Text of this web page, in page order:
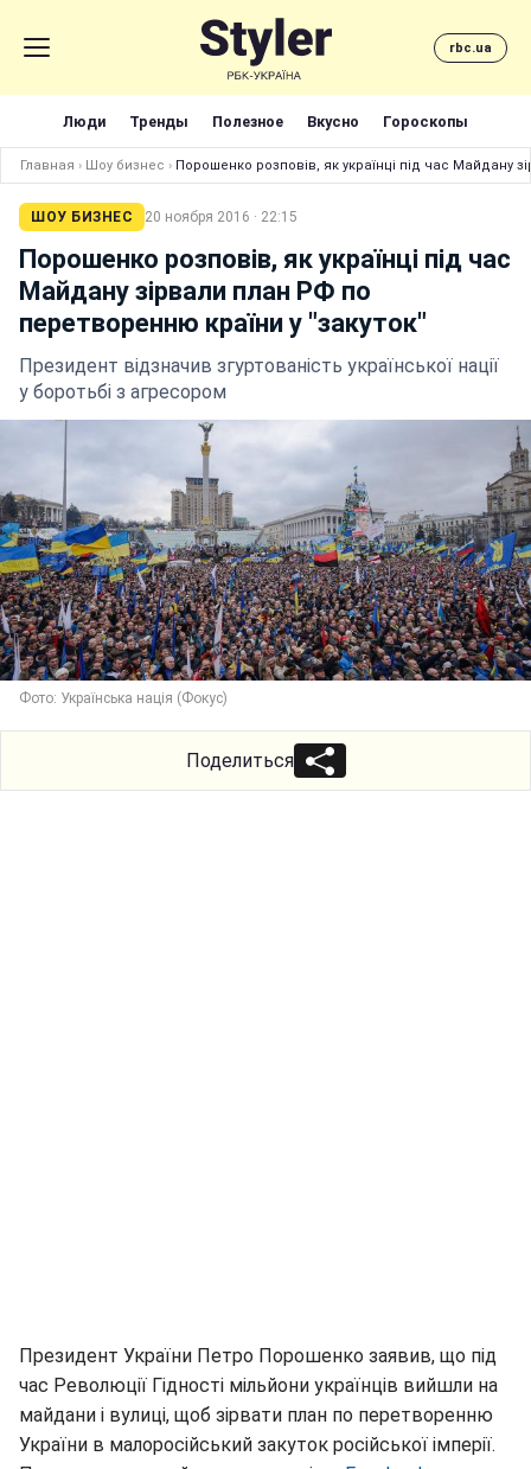
rbc.ua
Люди Тренды Полезное Вкусно Гороскопы
Главная › Шоу бизнес › Порошенко розповів, як українці під час Майдану
ШОУ БИЗНЕС 20 ноября 2016 · 22:15
Порошенко розповів, як українці під час
Майдану зірвали план РФ по
перетворенню країни у "закуток"
Президент відзначив згуртованість української нації
у боротьбі з агресором
Фото: Українська нація (Фокус)
Поделиться
Президент України Петро Порошенко заявив, що під
час Революції Гідності мільйони українців вийшли на
майдани і вулиці, щоб зірвати план по перетворенню
України в малоросійський закуток російської імперії.